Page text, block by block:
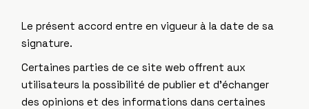
Le présent accord entre en vigueur à la date de sa
signature.
Certaines parties de ce site web offrent aux
utilisateurs la possibilité de publier et d’échanger
des opinions et des informations dans certaines